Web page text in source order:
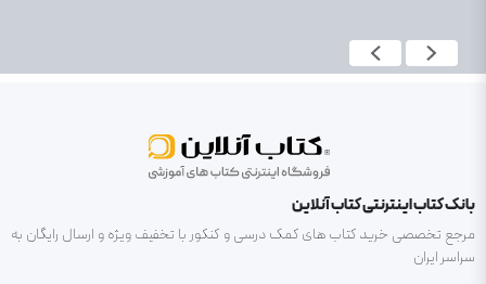
بانک کتاب اینترنتی کتاب آنلاین
مرجع تخصصی خرید کتاب های کمک درسی و کنکور با تخفیف ویژه و ارسال رایگان به
سراسر ایران